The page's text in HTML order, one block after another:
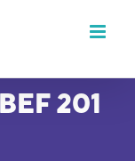
201